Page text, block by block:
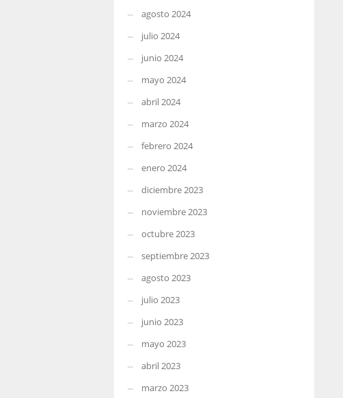
agosto 2024
julio 2024
junio 2024
mayo 2024
abril 2024
marzo 2024
febrero 2024
enero 2024
diciembre 2023
noviembre 2023
octubre 2023
septiembre 2023
agosto 2023
julio 2023
junio 2023
mayo 2023
abril 2023
marzo 2023